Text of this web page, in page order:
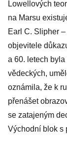
Lowellových
na Marsu
Earl C. Slipher
objevitele
a 60. letech
vědeckých,
oznámila, že k
přenášet
se zatajeným
Východní blok s